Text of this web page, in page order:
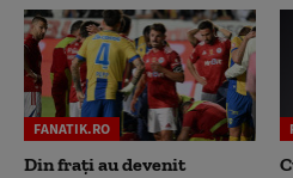
FANATIK.RO
Din frați au devenit